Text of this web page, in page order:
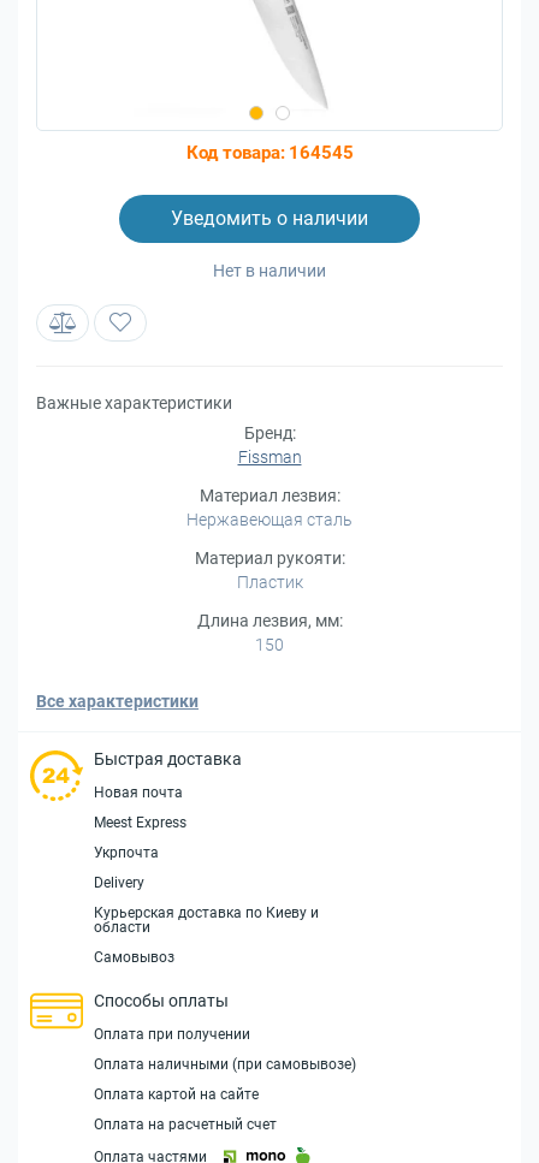
Код товара: 164545
Нет в наличии
Уведомить о наличии
Важные характеристики
Бренд:
Fissman
Материал лезвия:
Нержавеющая сталь
Материал рукояти:
Пластик
Длина лезвия, мм:
150
Все характеристики
Быстрая доставка
Новая почта
Meest Express
Укрпочта
Delivery
Курьерская доставка по Киеву и
области
Самовывоз
Способы оплаты
Оплата при получении
Оплата наличными (при самовывозе)
Оплата картой на сайте
Оплата на расчетный счет
Оплата частями